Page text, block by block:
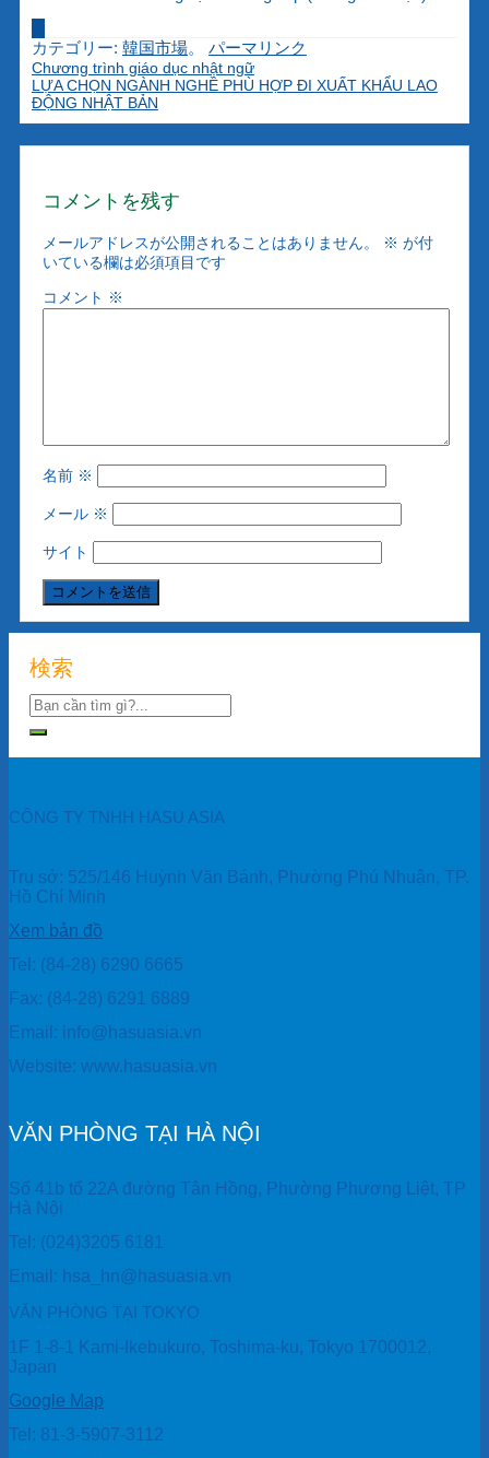
カテゴリー: 韓国市場。 パーマリンク
Chương trình giáo dục nhật ngữ
LỰA CHỌN NGÀNH NGHỀ PHÙ HỢP ĐI XUẤT KHẨU LAO
ĐỘNG NHẬT BẢN
コメントを残す
メールアドレスが公開されることはありません。 ※ が付
いている欄は必須項目です
コメント ※
名前 ※
メール ※
サイト
検索
CÔNG TY TNHH HASU ASIA
Trụ sở: 525/146 Huỳnh Văn Bánh, Phường Phú Nhuận, TP.
Hồ Chí Minh
Xem bản đồ
Tel: (84-28) 6290 6665
Fax: (84-28) 6291 6889
Email: info@hasuasia.vn
Website: www.hasuasia.vn
VĂN PHÒNG TẠI HÀ NỘI
Số 41b tổ 22A đường Tân Hồng, Phường Phương Liệt, TP
Hà Nội
Tel: (024)3205 6181
Email: hsa_hn@hasuasia.vn
VĂN PHÒNG TẠI TOKYO
1F 1-8-1 Kami-Ikebukuro, Toshima-ku, Tokyo 1700012,
Japan
Google Map
Tel: 81-3-5907-3112